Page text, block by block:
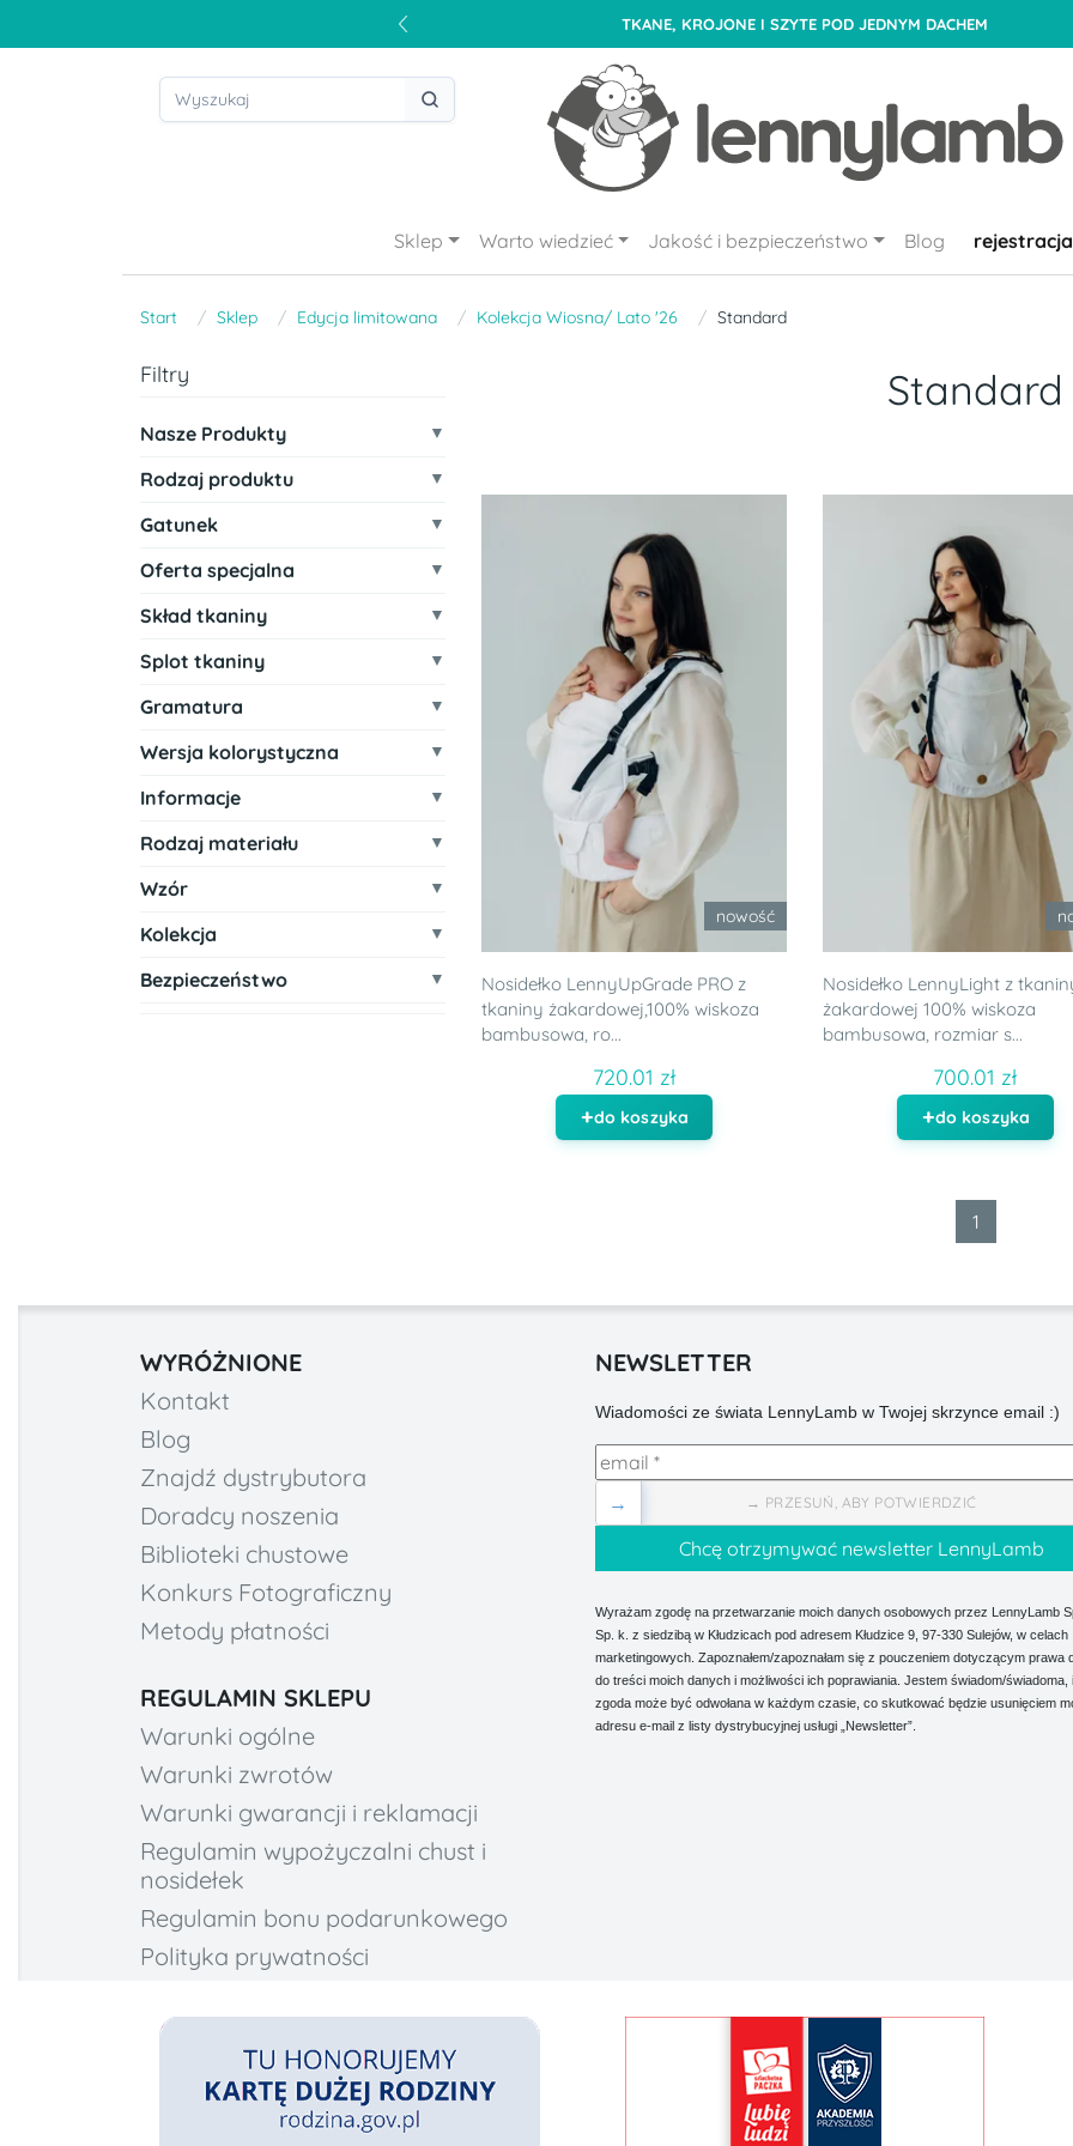
TKANE, KROJONE I SZYTE POD JEDNYM DACHEM
Sklep Warto wiedzieć Jakość i bezpieczeństwo Blog rejestracja
Start Sklep Edycja limitowana Kolekcja Wiosna/ Lato '26 Standard
Filtry
Nasze Produkty
Rodzaj produktu
Gatunek
Oferta specjalna
Skład tkaniny
Splot tkaniny
Gramatura
Wersja kolorystyczna
Informacje
Rodzaj materiału
Wzór
Kolekcja
Bezpieczeństwo
Standard
nowość
Nosidełko LennyUpGrade PRO z
tkaniny żakardowej,100% wiskoza
bambusowa, ro...
720.01 zł
do koszyka
Nosidełko LennyLight z
żakardowej 100% wiskoza
bambusowa, rozmiar s...
700.01 zł
do koszyka
1
WYRÓŻNIONE
Kontakt
Blog
Znajdź dystrybutora
Doradcy noszenia
Biblioteki chustowe
Konkurs Fotograficzny
Metody płatności
REGULAMIN SKLEPU
Warunki ogólne
Warunki zwrotów
Warunki gwarancji i reklamacji
Regulamin wypożyczalni chust i
nosidełek
Regulamin bonu podarunkowego
Polityka prywatności
NEWSLETTER
Wiadomości ze świata LennyLamb w Twojej skrzynce email :)
→ PRZESUŃ, ABY POTWIERDZIĆ
→
Wyrażam zgodę na przetwarzanie moich danych osobowych przez LennyLamb
Sp. k. z siedzibą w Kłudzicach pod adresem Kłudzice 9, 97-330 Sulejów, w celach
marketingowych. Zapoznałem/zapoznałam się z pouczeniem dotyczącym prawa
do treści moich danych i możliwości ich poprawiania. Jestem świadom/świadoma,
zgoda może być odwołana w każdym czasie, co skutkować będzie usunięciem
adresu e-mail z listy dystrybucyjnej usługi „Newsletter”.